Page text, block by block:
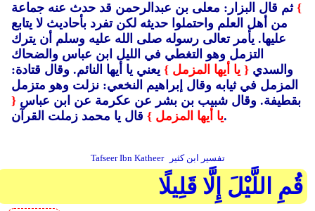
} ثم قال البزار: معلى بن عبدالرحمن قد حدث عنه جماعة
من أهل العلم واحتملوا حديثه لكن تفرد بأحاديث لا يتابع
عليها. يأمر تعالى رسوله صلى الله عليه وسلم أن يترك
التزمل وهو التغطي في الليل ابن عباس والضحاك
والسدي { يا أيها المزمل } يعني يا أيها النائم. وقال قتادة:
المزمل في ثيابه وقال إبراهيم النخعي: نزلت وهو متزمل
بقطيفة. وقال شبيب بن بشر عن عكرمة عن ابن عباس {
يا أيها المزمل }قال يا محمد زملت القرآن.
Tafseer Ibn Katheer تفسير ابن كثير
قُمِ اللَّيْلَ إِلَّا قَلِيلًا